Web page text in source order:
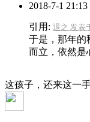
2018-7-1 21:13
引用: 退之 发表
于是，那年的
而立，依然是
这孩子，还来这一